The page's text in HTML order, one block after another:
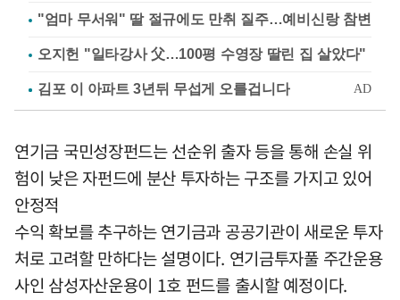
"엄마 무서워" 딸 절규에도 만취 질주…예비신랑 참변
오지헌 "일타강사 父…100평 수영장 딸린 집 살았다"
연기금 국민성장펀드는 선순위 출자 등을 통해 손실 위
험이 낮은 자펀드에 분산 투자하는 구조를 가지고 있어
안정적
수익 확보를 추구하는 연기금과 공공기관이 새로운 투자
처로 고려할 만하다는 설명이다. 연기금투자풀 주간운용
사인 삼성자산운용이 1호 펀드를 출시할 예정이다.